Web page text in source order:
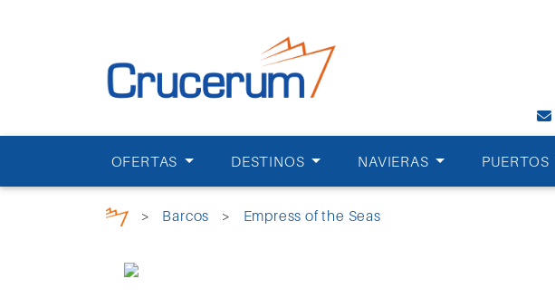
OFERTAS DESTINOS NAVIERAS PUERTOS
> Barcos > Empress of the Seas